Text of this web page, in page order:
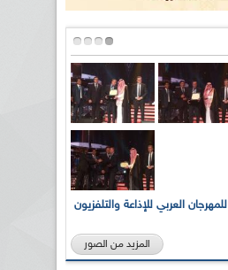
بالصور... الدورة الـ21 للمهرجان العربي للإذاعة والتلفزيون
المزيد من الصور